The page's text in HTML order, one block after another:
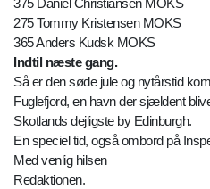
375 Daniel Christiansen MOKS
275 Tommy Kristensen MOKS
365 Anders Kudsk MOKS
Indtil næste gang.
Så er den søde jule og nytårstid
Fuglefjord, en havn der sjældent
Skotlands dejligste by Edinburgh.
En speciel tid, også ombord på
Med venlig hilsen
Redaktionen.